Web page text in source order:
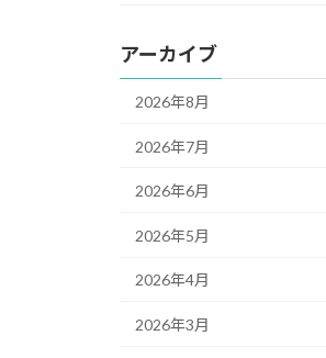
アーカイブ
2026年8月
2026年7月
2026年6月
2026年5月
2026年4月
2026年3月